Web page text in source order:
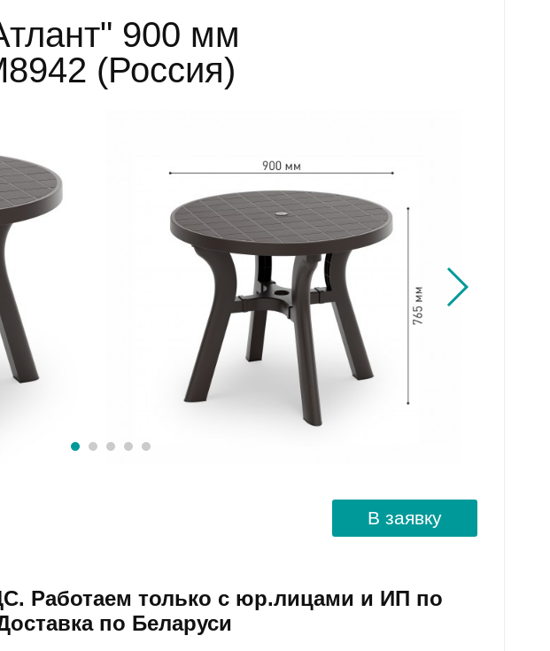
900 мм
(Россия)
В заявку
Работаем только с юр.лицами и ИП по
по Беларуси